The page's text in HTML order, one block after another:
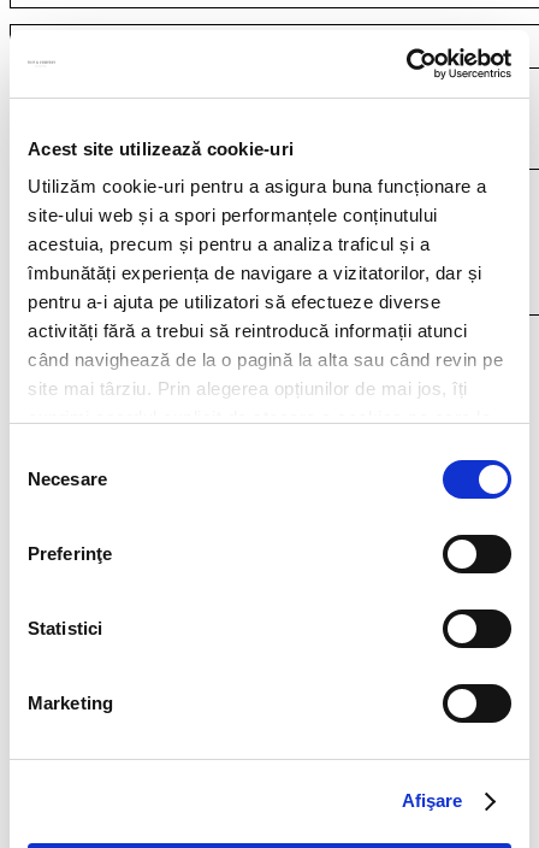
Acest site utilizează cookie-uri
Utilizăm cookie-uri pentru a asigura buna funcționare a
site-ului web și a spori performanțele conținutului
acestuia, precum și pentru a analiza traficul și a
îmbunătăți experiența de navigare a vizitatorilor, dar și
pentru a-i ajuta pe utilizatori să efectueze diverse
activități fără a trebui să reintroducă informații atunci
când navighează de la o pagină la alta sau când revin pe
site mai târziu. Prin alegerea opțiunilor de mai jos, îți
consimțământului
Necesare
Preferinţe
Statistici
Marketing
Afişare
Your resume*
doc,docx,pdf,odc file types with 4mb maximum size
I agree that my personal data contained in my resume, as well as in other
documents submitted to Filip & Company for recruitment purposes (such as
cover letter, any recommendations provided, if applicable) to be stored and
database and to be contacted by Filip & Company for new